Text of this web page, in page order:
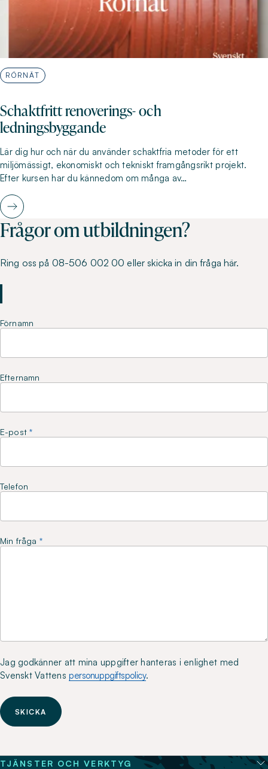
RÖRNÄT
Schaktfritt renoverings- och
ledningsbyggande
Lär dig hur och när du använder schaktfria metoder för ett
miljömässigt, ekonomiskt och tekniskt framgångsrikt projekt.
Efter kursen har du kännedom om många av…
Frågor om utbildningen?
Ring oss på 08-506 002 00 eller skicka in din fråga här.
Förnamn
Efternamn
E-post
Telefon
Min fråga
Jag godkänner att mina uppgifter hanteras i enlighet med
Svenskt Vattenspersonuppgiftspolicy.
SKICKA
TJÄNSTER OCH VERKTYG